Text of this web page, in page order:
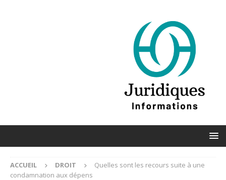
ACCUEIL DROIT
Quelles sont les recours suite à une
condamnation aux dépens